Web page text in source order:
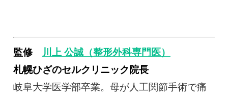
監修
川上 公誠（整形外科専門医）
札幌ひざのセルクリニック院長
岐阜大学医学部卒業。母が人工関節手術で痛